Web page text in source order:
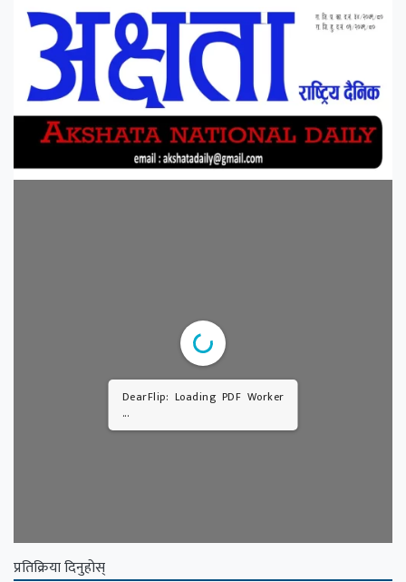
DearFlip: Loading PDF Worker
...
प्रतिक्रिया दिनुहोस्